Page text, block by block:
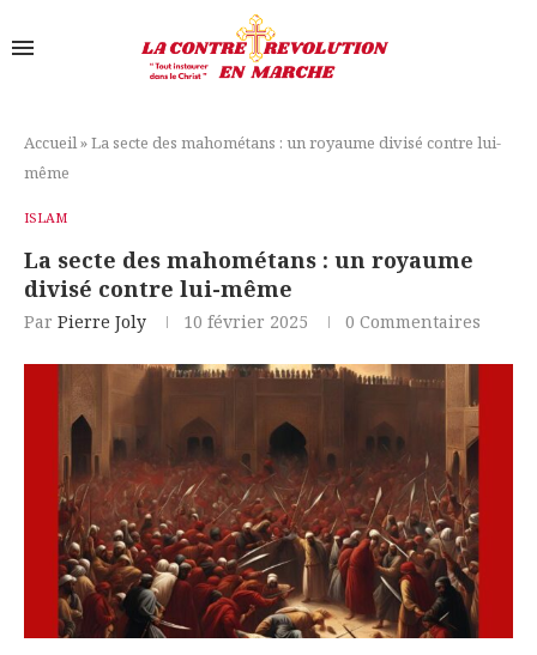
Accueil»La secte des mahométans : un royaume divisé contre lui-
même
ISLAM
La secte des mahométans : un royaume
divisé contre lui-même
Par Pierre Joly 10 février 2025 0 Commentaires